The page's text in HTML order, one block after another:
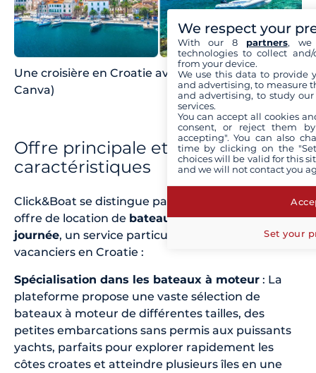
Une croisière en Croatie avec Click&Boat (Source :
Canva)
Offre principale et
caractéristiques
Click&Boat se distingue particulièrement par son
offre de location de bateaux à moteur à la
journée, un service particulièrement adapté aux
vacanciers en Croatie :
Spécialisation dans les bateaux à moteur : La
plateforme propose une vaste sélection de
bateaux à moteur de différentes tailles, des
petites embarcations sans permis aux puissants
yachts, parfaits pour explorer rapidement les
côtes croates et atteindre plusieurs îles en une
We respect your
With our 8 partners, we
technologies to collect
from your device.
We use this data to provide
and advertising, to measure
and advertising, to study
services.
You can accept all cookies
consent, or reject them
accepting". You can also
time by clicking on the
choices will be valid for this
and we will not contact you
Set your